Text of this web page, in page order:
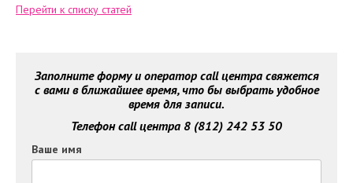
Перейти к списку статей
Заполните форму и оператор call центра свяжется
с вами в ближайшее время, что бы выбрать удобное
время для записи.
Телефон call центра 8 (812) 242 53 50
Ваше имя